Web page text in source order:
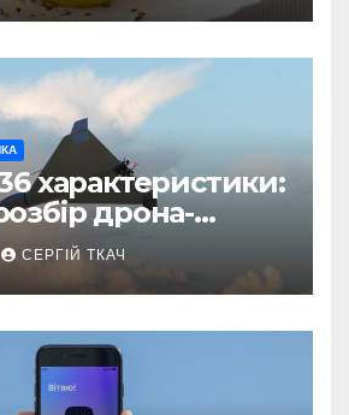
характеристики:
дрона-
СЕРГІЙ ТКАЧ